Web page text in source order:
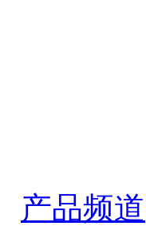
产品频道